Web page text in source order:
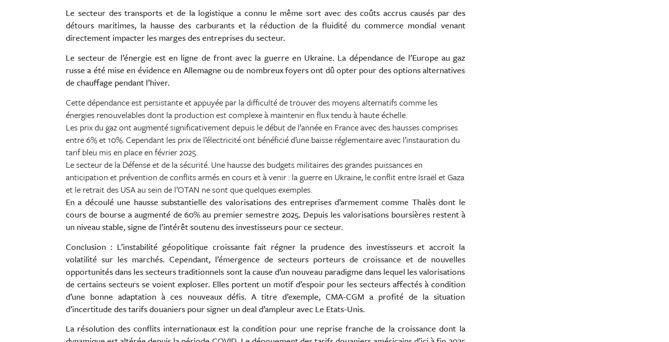
Le secteur des transports et de la logistique a connu le même sort avec des coûts accrus causés par des
détours maritimes, la hausse des carburants et la réduction de la fluidité du commerce mondial venant
directement impacter les marges des entreprises du secteur.
Le secteur de l’énergie est en ligne de front avec la guerre en Ukraine. La dépendance de l’Europe au gaz
russe a été mise en évidence en Allemagne ou de nombreux foyers ont dû opter pour des options alternatives
de chauffage pendant l’hiver.
Cette dépendance est persistante et appuyée par la difficulté de trouver des moyens alternatifs comme les
énergies renouvelables dont la production est complexe à maintenir en flux tendu à haute échelle.
Les prix du gaz ont augmenté significativement depuis le début de l’année en France avec des hausses comprises
entre 6% et 10%. Cependant les prix de l’électricité ont bénéficié d’une baisse réglementaire avec l’instauration du
tarif bleu mis en place en février 2025.
Le secteur de la Défense et de la sécurité. Une hausse des budgets militaires des grandes puissances en
anticipation et prévention de conflits armés en cours et à venir : la guerre en Ukraine, le conflit entre Israël et Gaza
et le retrait des USA au sein de l’OTAN ne sont que quelques exemples.
En a découlé une hausse substantielle des valorisations des entreprises d’armement comme Thalès dont le
cours de bourse a augmenté de 60% au premier semestre 2025. Depuis les valorisations boursières restent à
un niveau stable, signe de l’intérêt soutenu des investisseurs pour ce secteur.
Conclusion : L’instabilité géopolitique croissante fait régner la prudence des investisseurs et accroit la
volatilité sur les marchés. Cependant, l’émergence de secteurs porteurs de croissance et de nouvelles
opportunités dans les secteurs traditionnels sont la cause d’un nouveau paradigme dans lequel les valorisations
de certains secteurs se voient exploser. Elles portent un motif d’espoir pour les secteurs affectés à condition
d’une bonne adaptation à ces nouveaux défis. A titre d’exemple, CMA-CGM a profité de la situation
d’incertitude des tarifs douaniers pour signer un deal d’ampleur avec Le Etats-Unis.
La résolution des conflits internationaux est la condition pour une reprise franche de la croissance dont la